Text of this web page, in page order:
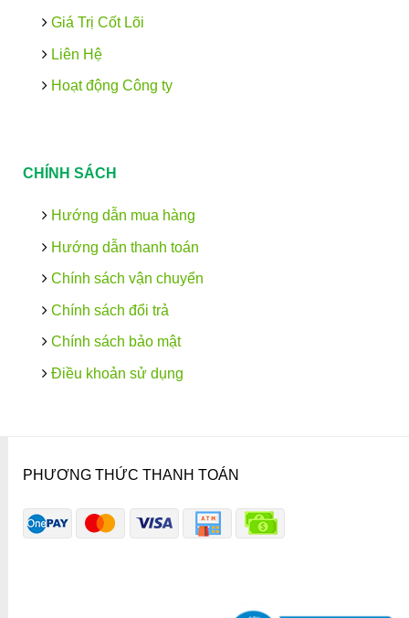
Giá Trị Cốt Lõi
Liên Hệ
Hoạt động Công ty
CHÍNH SÁCH
Hướng dẫn mua hàng
Hướng dẫn thanh toán
Chính sách vận chuyển
Chính sách đổi trả
Chính sách bảo mật
Điều khoản sử dụng
PHƯƠNG THỨC THANH TOÁN